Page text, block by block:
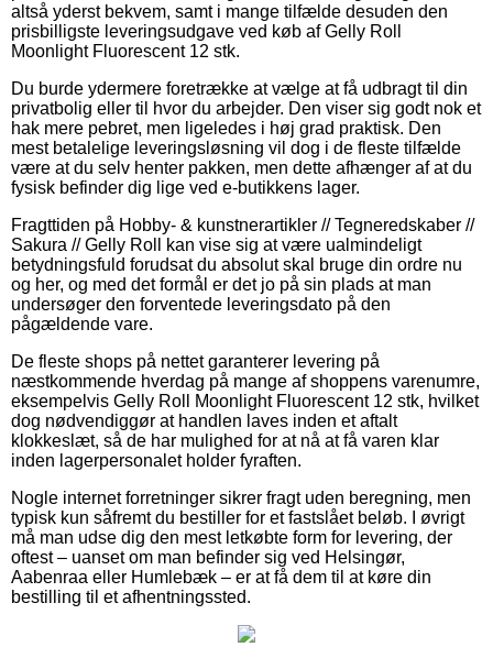
altså yderst bekvem, samt i mange tilfælde desuden den
prisbilligste leveringsudgave ved køb af Gelly Roll
Moonlight Fluorescent 12 stk.
Du burde ydermere foretrække at vælge at få udbragt til din
privatbolig eller til hvor du arbejder. Den viser sig godt nok et
hak mere pebret, men ligeledes i høj grad praktisk. Den
mest betalelige leveringsløsning vil dog i de fleste tilfælde
være at du selv henter pakken, men dette afhænger af at du
fysisk befinder dig lige ved e-butikkens lager.
Fragttiden på Hobby- & kunstnerartikler // Tegneredskaber //
Sakura // Gelly Roll kan vise sig at være ualmindeligt
betydningsfuld forudsat du absolut skal bruge din ordre nu
og her, og med det formål er det jo på sin plads at man
undersøger den forventede leveringsdato på den
pågældende vare.
De fleste shops på nettet garanterer levering på
næstkommende hverdag på mange af shoppens varenumre,
eksempelvis Gelly Roll Moonlight Fluorescent 12 stk, hvilket
dog nødvendiggør at handlen laves inden et aftalt
klokkeslæt, så de har mulighed for at nå at få varen klar
inden lagerpersonalet holder fyraften.
Nogle internet forretninger sikrer fragt uden beregning, men
typisk kun såfremt du bestiller for et fastslået beløb. I øvrigt
må man udse dig den mest letkøbte form for levering, der
oftest – uanset om man befinder sig ved Helsingør,
Aabenraa eller Humlebæk – er at få dem til at køre din
bestilling til et afhentningssted.